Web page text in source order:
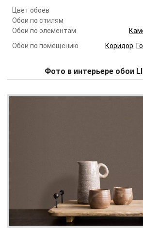
Цвет обоев
Обои по стилям
Обои по элементам
Обои по помещению
Коридор.
Фото в интерьере обои